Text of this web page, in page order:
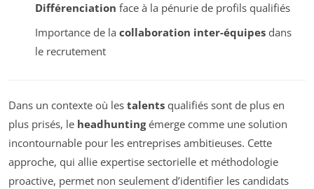
Différenciation face à la pénurie de profils qualifiés
Importance de la collaboration inter-équipesdans
le recrutement
Dans un contexte où les talents qualifiés sont de plus en
plus prisés, le headhuntingémerge comme une solution
incontournable pour les entreprises ambitieuses. Cette
approche, qui allie expertise sectorielle et méthodologie
proactive, permet non seulement d’identifier les candidats